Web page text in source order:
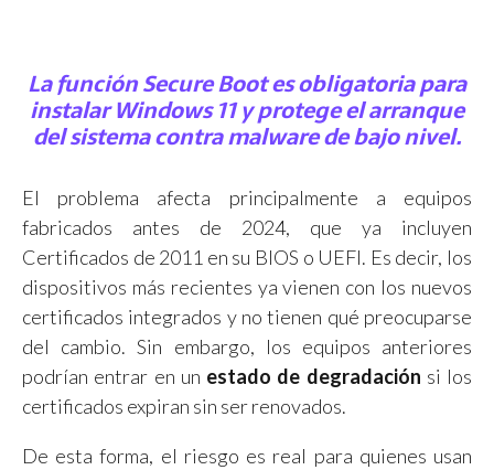
La funciónSecure Bootes obligatoria para
instalar Windows 11 y protege el arranque
del sistema contra malware de bajo nivel.
El problema afecta principalmente a equipos
fabricados antes de 2024, que ya incluyen
Certificados de 2011 en su BIOS o UEFI. Es decir, los
dispositivos más recientes ya vienen con los nuevos
certificados integrados y no tienen qué preocuparse
del cambio. Sin embargo, los equipos anteriores
podrían entrar en un estado de degradación si los
certificados expiran sin ser renovados.
De esta forma, el riesgo es real para quienes usan